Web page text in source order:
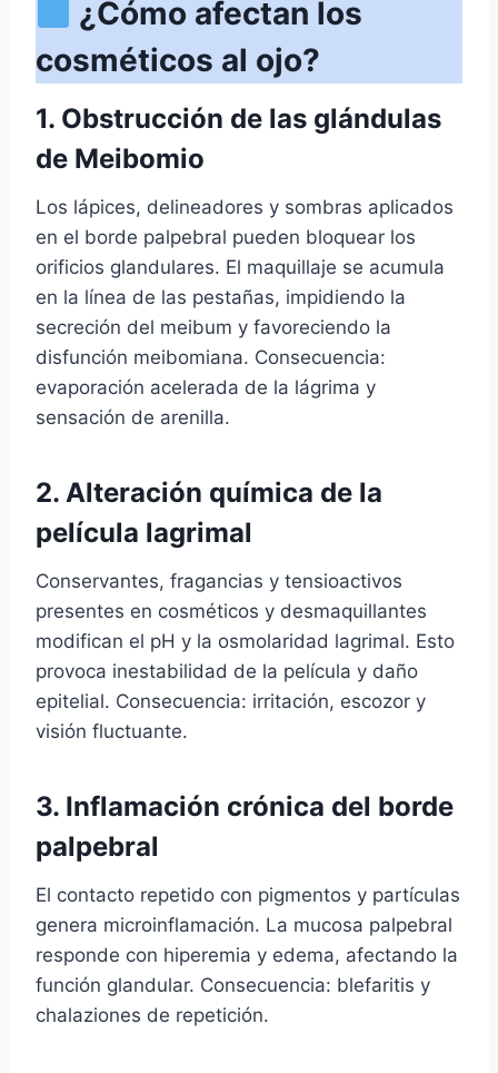
¿Cómo afectan los
cosméticos al ojo?
1. Obstrucción de las glándulas
de Meibomio
Los lápices, delineadores y sombras aplicados
en el borde palpebral pueden bloquear los
orificios glandulares. El maquillaje se acumula
en la línea de las pestañas, impidiendo la
secreción del meibum y favoreciendo la
disfunción meibomiana. Consecuencia:
evaporación acelerada de la lágrima y
sensación de arenilla.
2. Alteración química de la
película lagrimal
Conservantes, fragancias y tensioactivos
presentes en cosméticos y desmaquillantes
modifican el pH y la osmolaridad lagrimal. Esto
provoca inestabilidad de la película y daño
epitelial. Consecuencia: irritación, escozor y
visión fluctuante.
3. Inflamación crónica del borde
palpebral
El contacto repetido con pigmentos y partículas
genera microinflamación. La mucosa palpebral
responde con hiperemia y edema, afectando la
función glandular. Consecuencia: blefaritis y
chalaziones de repetición.